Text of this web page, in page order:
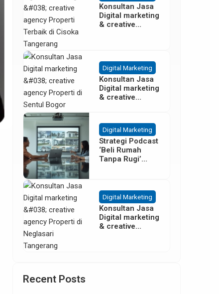
Konsultan Jasa
Digital marketing
& creative
Tangerang
Digital Marketing
Konsultan Jasa
Digital marketing
& creative
Digital Marketing
Strategi Podcast
‘Beli Rumah
Tanpa Rugi’
Digital Marketing
Konsultan Jasa
Digital marketing
& creative
Recent Posts